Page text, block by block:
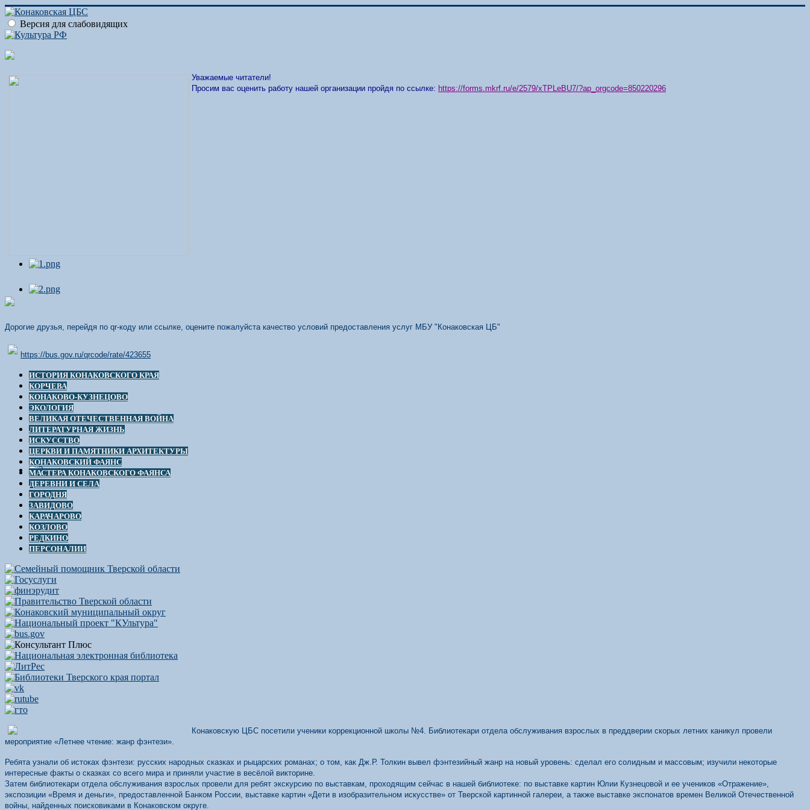
Версия для слабовидящих
Уважаемые читатели!
Просим вас оценить работу нашей организации пройдя по ссылке: https://forms.mkrf.ru/e/2579/xTPLeBU7/?ap_orgcode=850220296
Дорогие друзья, перейдя по qr-коду или ссылке, оцените пожалуйста качество условий предоставления услуг МБУ "Конаковская ЦБ"
https://bus.gov.ru/qrcode/rate/423655
ИСТОРИЯ КОНАКОВСКОГО КРАЯ
КОРЧЕВА
КОНАКОВО-КУЗНЕЦОВО
ЭКОЛОГИЯ
ВЕЛИКАЯ ОТЕЧЕСТВЕННАЯ ВОЙНА
ЛИТЕРАТУРНАЯ ЖИЗНЬ
ИСКУССТВО
ЦЕРКВИ И ПАМЯТНИКИ АРХИТЕКТУРЫ
КОНАКОВСКИЙ ФАЯНС
МАСТЕРА КОНАКОВСКОГО ФАЯНСА
ДЕРЕВНИ И СЕЛА
ГОРОДНЯ
ЗАВИДОВО
КАРАЧАРОВО
КОЗЛОВО
РЕДКИНО
ПЕРСОНАЛИИ
Конаковскую ЦБС посетили ученики коррекционной школы №4. Библиотекари отдела обслуживания взрослых в преддверии скорых летних каникул провели
мероприятие «Летнее чтение: жанр фэнтези».
Ребята узнали об истоках фэнтези: русских народных сказках и рыцарских романах; о том, как Дж.Р. Толкин вывел фэнтезийный жанр на новый уровень: сделал его солидным и массовым; изучили некоторые
интересные факты о сказках со всего мира и приняли участие в весёлой викторине.
Затем библиотекари отдела обслуживания взрослых провели для ребят экскурсию по выставкам, проходящим сейчас в нашей библиотеке: по выставке картин Юлии Кузнецовой и ее учеников «Отражение»,
экспозиции «Время и деньги», предоставленной Банком России, выставке картин «Дети в изобразительном искусстве» от Тверской картинной галереи, а также выставке экспонатов времен Великой Отечественной
войны, найденных поисковиками в Конаковском округе.